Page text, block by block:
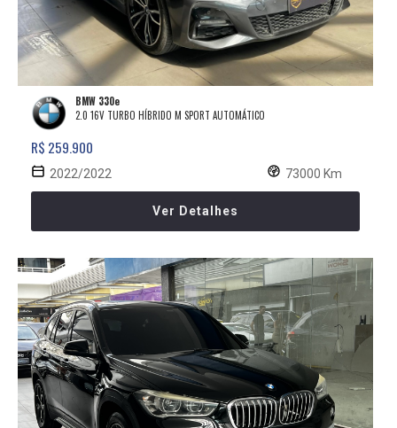
BMW 330e
2.0 16V TURBO HÍBRIDO M SPORT AUTOMÁTICO
R$ 259.900
2022/2022 73000 Km
Ver Detalhes